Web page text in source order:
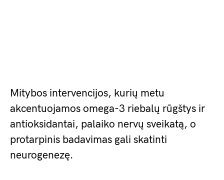
Mitybos intervencijos, kurių metu
akcentuojamos omega-3 riebalų rūgštys ir
antioksidantai, palaiko nervų sveikatą, o
protarpinis badavimas gali skatinti
neurogenezę.